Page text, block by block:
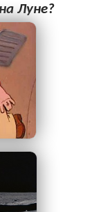
Луне?